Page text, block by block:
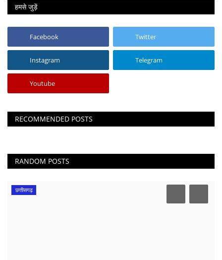
हमसे जुड़ें
Facebook Twitter
Instagram Telegram
Youtube
RECOMMENDED POSTS
RANDOM POSTS
छत्तीसगढ़